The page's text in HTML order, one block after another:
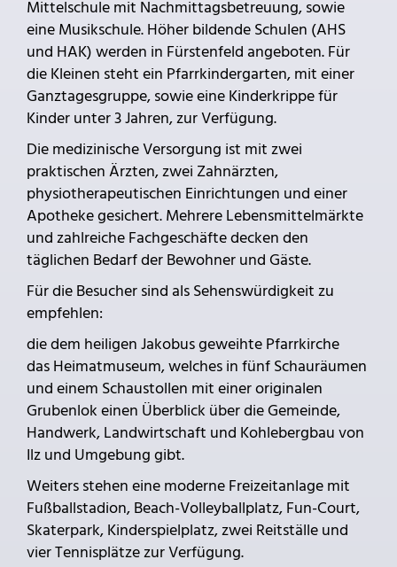
Mittelschule mit Nachmittagsbetreuung, sowie
eine Musikschule. Höher bildende Schulen (AHS
und HAK) werden in Fürstenfeld angeboten. Für
die Kleinen steht ein Pfarrkindergarten, mit einer
Ganztagesgruppe, sowie eine Kinderkrippe für
Kinder unter 3 Jahren, zur Verfügung.
Die medizinische Versorgung ist mit zwei
praktischen Ärzten, zwei Zahnärzten,
physiotherapeutischen Einrichtungen und einer
Apotheke gesichert. Mehrere Lebensmittelmärkte
und zahlreiche Fachgeschäfte decken den
täglichen Bedarf der Bewohner und Gäste.
Für die Besucher sind als Sehenswürdigkeit zu
empfehlen:
die dem heiligen Jakobus geweihte Pfarrkirche
das Heimatmuseum, welches in fünf Schauräumen
und einem Schaustollen mit einer originalen
Grubenlok einen Überblick über die Gemeinde,
Handwerk, Landwirtschaft und Kohlebergbau von
Ilz und Umgebung gibt.
Weiters stehen eine moderne Freizeitanlage mit
Fußballstadion, Beach-Volleyballplatz, Fun-Court,
Skaterpark, Kinderspielplatz, zwei Reitställe und
vier Tennisplätze zur Verfügung.